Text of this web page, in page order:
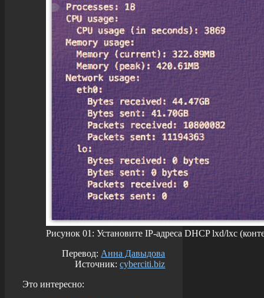
Рисунок 01: Установите IP-адреса DHCP lxd/lxc
Перевод: Анна Давыдова
Источник:cyberciti.biz
Это интересно: